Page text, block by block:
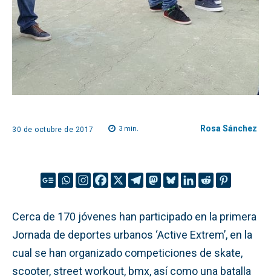
30 de octubre de 2017 3min. Rosa Sánchez
Cerca de 170 jóvenes han participado en la primera
Jornada de deportes urbanos ‘Active Extrem’, en la
cual se han organizado competiciones de skate,
scooter, street workout, bmx, así como una batalla